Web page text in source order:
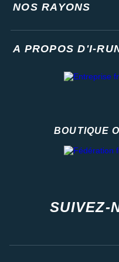
NOS RAYONS
A PROPOS D'I-
BOUTIQUE
SUIVEZ-